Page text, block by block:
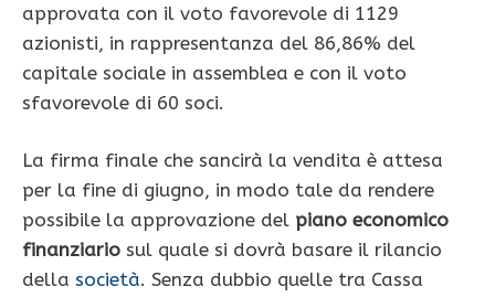
approvata con il voto favorevole di 1129
azionisti, in rappresentanza del 86,86% del
capitale sociale in assemblea e con il voto
sfavorevole di 60 soci.
La firma finale che sancirà la vendita è attesa
per la fine di giugno, in modo tale da rendere
possibile la approvazione del piano economico
finanziario sul quale si dovrà basare il rilancio
della società. Senza dubbio quelle tra Cassa